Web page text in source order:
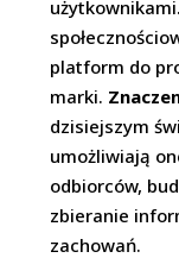
platform do
marki.
dzisiejszym
umożliwiają
odbiorców,
zbieranie
zachowań.